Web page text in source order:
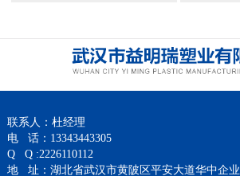
联系人：杜经理
电 话：13343443305
Q Q :2226110112
地 址：湖北省武汉市黄陂区平安大道华中企业